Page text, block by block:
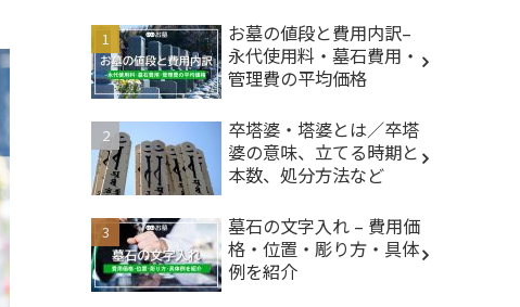
お墓の値段と費用内訳–
永代使用料・墓石費用・
管理費の平均価格
卒塔婆・塔婆とは／卒塔
婆の意味、立てる時期と
本数、処分方法など
墓石の文字入れ – 費用価
格・位置・彫り方・具体
例を紹介